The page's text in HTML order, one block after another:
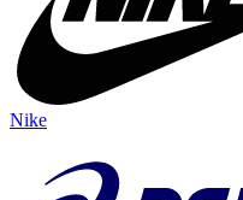
Nike